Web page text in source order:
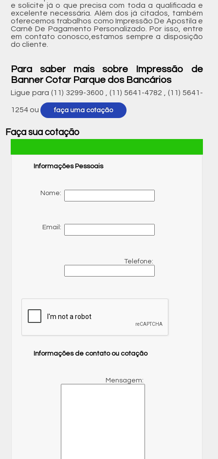
e solicite já o que precisa com toda a qualificada e
excelente necessária. Além dos já citados, também
oferecemos trabalhos como Impressão De Apostila e
Carnê De Pagamento Personalizado. Por isso, entre
em contato conosco,estamos sempre a disposição
do cliente.
Para saber mais sobre Impressão de
Banner Cotar Parque dos Bancários
Ligue para (11) 3299-3600 ,(11) 5641-4782 ,(11) 5641-
1254 ou faça uma cotação
Faça sua cotação
Informações Pessoais
Nome:
Email:
Telefone:
Informações de contato ou cotação
Mensagem: